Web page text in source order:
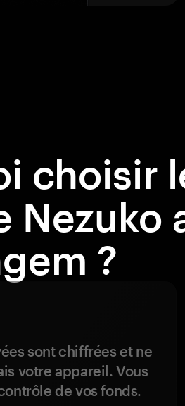
choisir
Nezuko
?
sont chiffrées et ne
votre appareil. Vous
de vos fonds.